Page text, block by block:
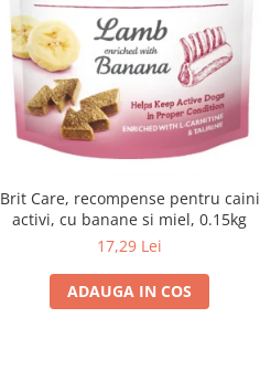
Brit Care, recompense pentru caini
activi, cu banane si miel, 0.15kg
17,29 Lei
ADAUGA IN COS